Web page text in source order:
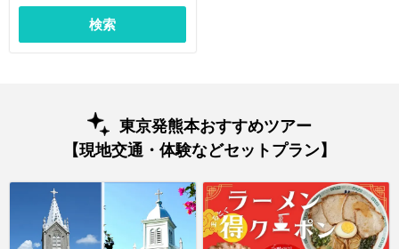
検索
東京発熊本おすすめツアー
【現地交通・体験などセットプラン】